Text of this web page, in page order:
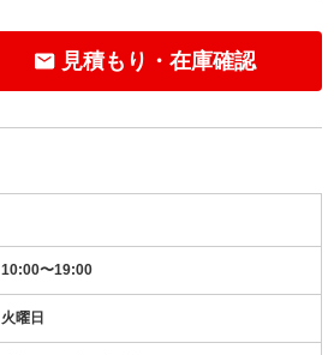
見積もり・在庫確認
10:00〜19:00
火曜日